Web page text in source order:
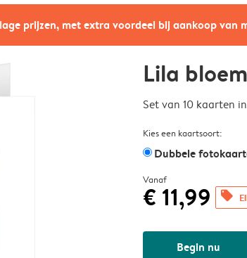
prijzen, met extra voordeel bij aankoop van
Lila
Set van 10 kaarten
Kies een kaartsoort:
Dubbele
Vanaf
€ 11,99 offers
Begin nu